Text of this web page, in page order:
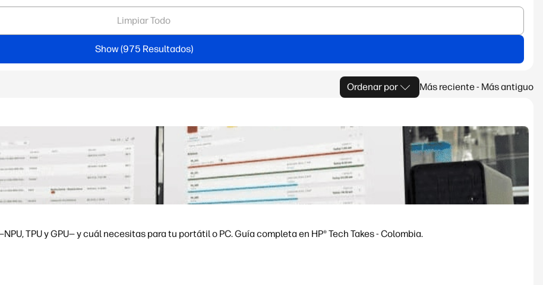
Limpiar Todo
Show
Ordenar por Más reciente - Más antiguo
TPU y GPU— y cuál necesitas para tu portátil o PC. Guía completa en HP® Tech Takes - Colombia.